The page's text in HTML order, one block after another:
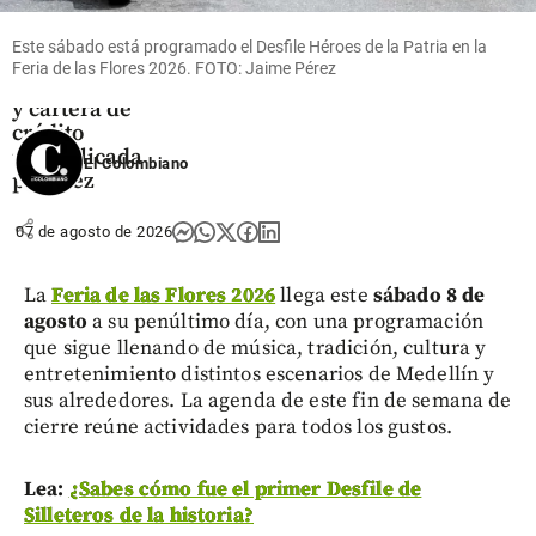
su estrategia
con IA: 80%
de atención
y cartera de
crédito
multiplicada
por diez
share
Este sábado está programado el Desfile Héroes de la Patria en la
Feria de las Flores 2026. FOTO: Jaime Pérez
El Colombiano
07 de agosto de 2026
LaFeria de las Flores 2026llega este sábado 8 de
agosto a su penúltimo día, con una programación
que sigue llenando de música, tradición, cultura y
entretenimiento distintos escenarios de Medellín y
sus alrededores. La agenda de este fin de semana de
cierre reúne actividades para todos los gustos.
Lea: ¿Sabes cómo fue el primer Desfile de
Silleteros de la historia?